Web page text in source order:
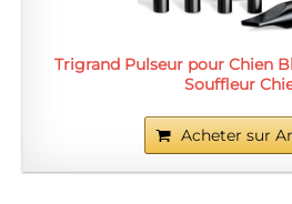
Trigrand Pulseur pour Chien
Souffleur
Acheter sur